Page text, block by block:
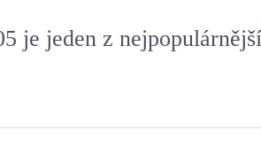
je jeden z